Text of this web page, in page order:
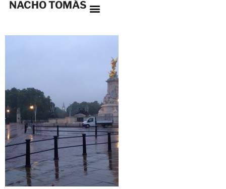
NACHO TOMÁS